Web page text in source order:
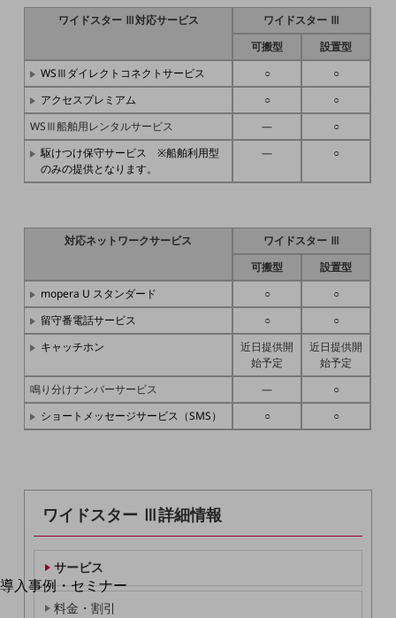
通信モジュール製品
IOT完了済みメーカーブランド製品
料金TOP
ドコモBiz データ無制限 ドコモ MAX ドコモ mini ドコモBiz かけ放題
ケータイプラン
データプラス
IoT向け回線料金
home5Gプラン
モバイルサービス
端末の一元管理
セキュリティ
運用保守・故障紛失サポート
別ウィンドウで開きます
サービスをご利用中のお客さま
導入事例・セミナー
導入事例TOP
ワイドスター Ⅲ対応サービス
ワイドスター Ⅲ
可搬型
設置型
WSⅢダイレクトコネクトサービス
○
○
アクセスプレミアム
○
○
WSⅢ船舶用レンタルサービス
―
○
駆けつけ保守サービス ※船舶利用型
のみの提供となります。
― ○
対応ネットワークサービス
ワイドスター Ⅲ
可搬型
設置型
mopera U スタンダード
○
○
留守番電話サービス
○
○
キャッチホン
近日提供開
始予定
近日提供開
始予定
鳴り分けナンバーサービス
―
○
ショートメッセージサービス（SMS）
○ ○
ワイドスター Ⅲ詳細情報
サービス
料金・割引